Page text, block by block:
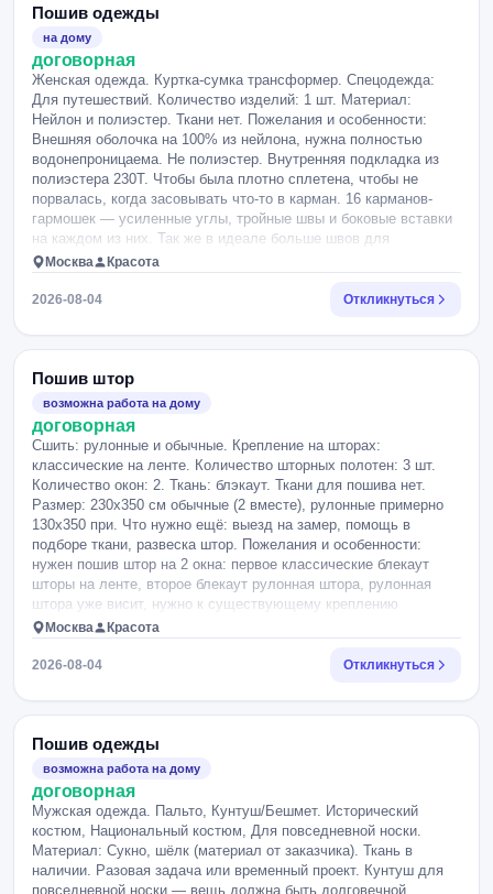
Пошив одежды
на дому
договорная
Женская одежда. Куртка-сумка трансформер. Спецодежда:
Для путешествий. Количество изделий: 1 шт. Материал:
Нейлон и полиэстер. Ткани нет. Пожелания и особенности:
Внешняя оболочка на 100% из нейлона, нужна полностью
водонепроницаема. Не полиэстер. Внутренняя подкладка из
полиэстера 230Т. Чтобы была плотно сплетена, чтобы не
порвалась, когда засовывать что-то в карман. 16 карманов-
гармошек — усиленные углы, тройные швы и боковые вставки
на каждом из них. Так же в идеале больше швов для
прочности. Чтобы это была куртка , которую можно сложить в
сумку , когда внутренние карманы с вещами.
Москва Красота
2026-08-04 Откликнуться
Пошив штор
возможна работа на дому
договорная
Сшить: рулонные и обычные. Крепление на шторах:
классические на ленте. Количество шторных полотен: 3 шт.
Количество окон: 2. Ткань: блэкаут. Ткани для пошива нет.
Размер: 230х350 см обычные (2 вместе), рулонные примерно
130х350 при. Что нужно ещё: выезд на замер, помощь в
подборе ткани, развеска штор. Пожелания и особенности:
нужен пошив штор на 2 окна: первое классические блекаут
шторы на ленте, второе блекаут рулонная штора, рулонная
штора уже висит, нужно к существующему креплению
прикрепить новую штору нужно все в максимально сжатые
сроки ??????.
Москва Красота
2026-08-04 Откликнуться
Пошив одежды
возможна работа на дому
договорная
Мужская одежда. Пальто, Кунтуш/Бешмет. Исторический
костюм, Национальный костюм, Для повседневной носки.
Материал: Сукно, шёлк (материал от заказчика). Ткань в
наличии. Разовая задача или временный проект. Кунтуш для
повседневной носки — вещь должна быть долговечной.